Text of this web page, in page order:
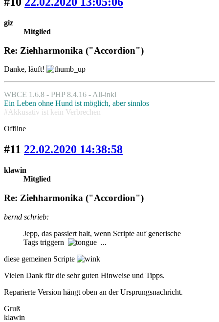
giz
Mitglied
Re: Ziehharmonika ("Accordion")
Danke, läuft!
WBCE 1.6.8 - PHP 8.4.16 - All-inkl
Ein Leben ohne Hund ist möglich, aber sinnlos
#Akkusativ ist kein Verbrechen
Offline
#11 22.02.2020 14:38:58
klawin
Mitglied
Re: Ziehharmonika ("Accordion")
bernd schrieb:
Jepp, das passiert halt, wenn Scripte auf generische
Tags triggern
...
diese gemeinen Scripte
Vielen Dank für die sehr guten Hinweise und Tipps.
Reparierte Version hängt oben an der Ursprungsnachricht.
Gruß
klawin